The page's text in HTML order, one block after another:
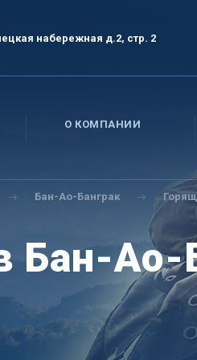
набережная д.2, стр. 2
О КОМПАНИИ
Бан-Ао-Банграк
Бан-Ао-